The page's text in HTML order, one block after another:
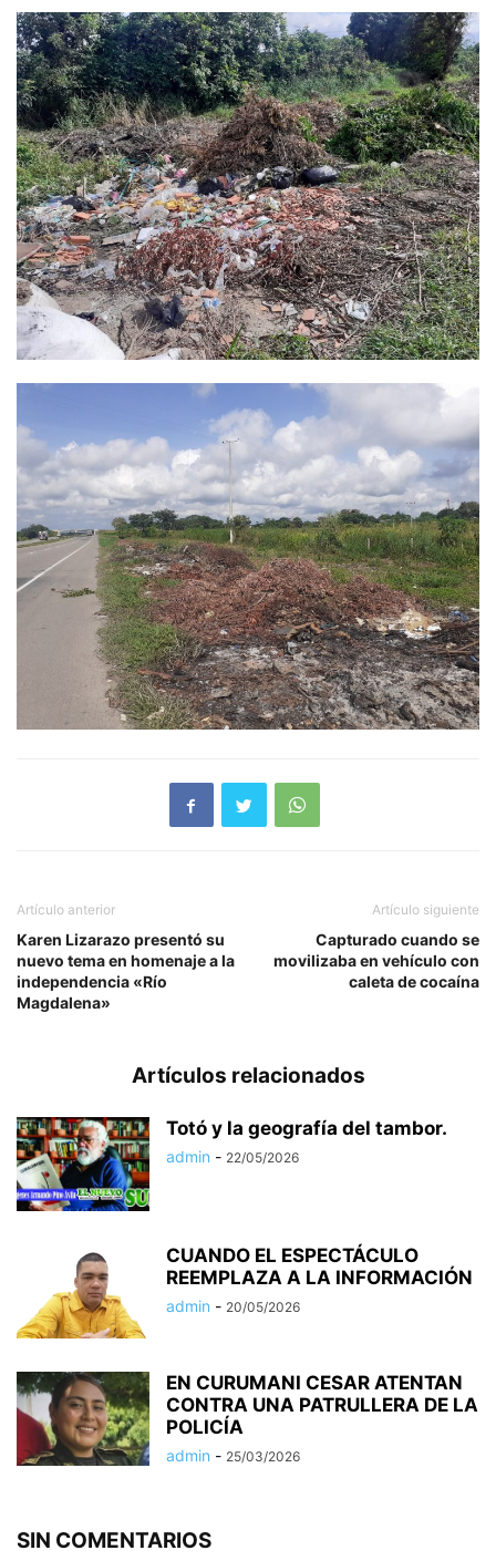
Artículo anterior
Karen Lizarazo presentó su
nuevo tema en homenaje a la
independencia «Río
Magdalena»
Artículo siguiente
Capturado cuando se
movilizaba en vehículo con
caleta de cocaína
Artículos relacionados
Totó y la geografía del tambor.
admin - 22/05/2026
CUANDO EL ESPECTÁCULO
REEMPLAZA A LA INFORMACIÓN
admin - 20/05/2026
EN CURUMANI CESAR ATENTAN
CONTRA UNA PATRULLERA DE LA
POLICÍA
admin - 25/03/2026
SIN COMENTARIOS